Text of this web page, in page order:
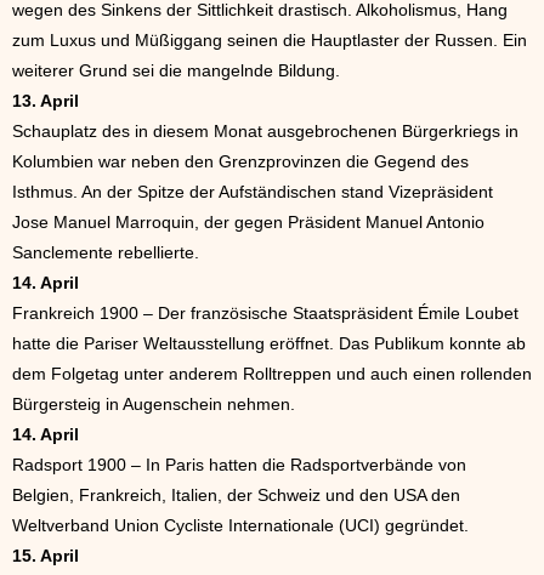
wegen des Sinkens der Sittlichkeit drastisch. Alkoholismus, Hang
zum Luxus und Müßiggang seinen die Hauptlaster der Russen. Ein
weiterer Grund sei die mangelnde Bildung.
13. April
Schauplatz des in diesem Monat ausgebrochenen Bürgerkriegs in
Kolumbien war neben den Grenzprovinzen die Gegend des
Isthmus. An der Spitze der Aufständischen stand Vizepräsident
Jose Manuel Marroquin, der gegen Präsident Manuel Antonio
Sanclemente rebellierte.
14. April
Frankreich 1900 – Der französische Staatspräsident Émile Loubet
hatte die Pariser Weltausstellung eröffnet. Das Publikum konnte ab
dem Folgetag unter anderem Rolltreppen und auch einen rollenden
Bürgersteig in Augenschein nehmen.
14. April
Radsport 1900 – In Paris hatten die Radsportverbände von
Belgien, Frankreich, Italien, der Schweiz und den USA den
Weltverband Union Cycliste Internationale (UCI) gegründet.
15. April